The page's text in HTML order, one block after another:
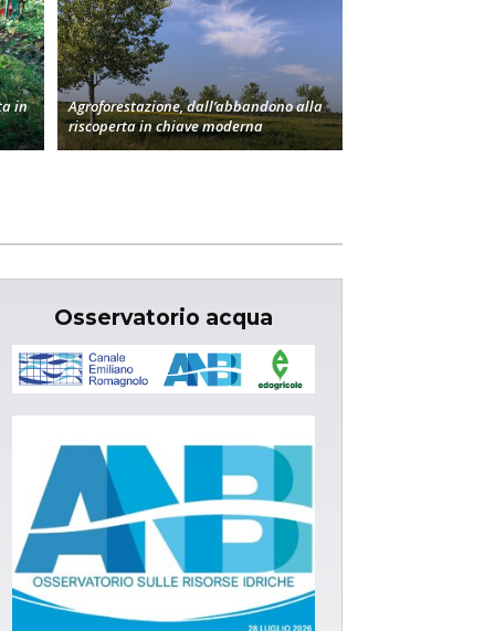
in
Agroforestazione, dall’abbandono alla
riscoperta in chiave moderna
Osservatorio acqua